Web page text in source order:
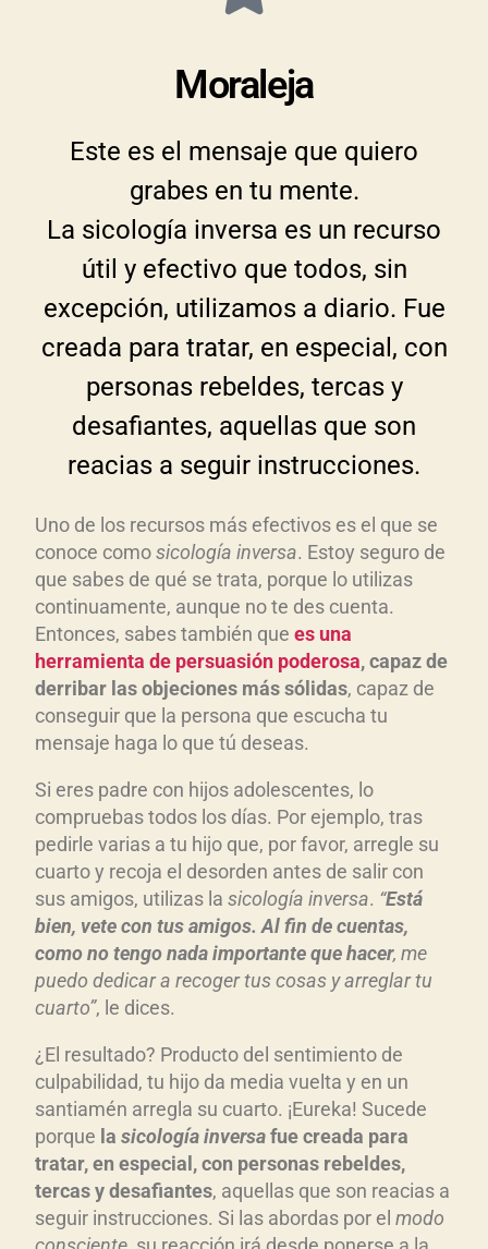
Moraleja
Este es el mensaje que quiero
grabes en tu mente.
La sicología inversa es un recurso
útil y efectivo que todos, sin
excepción, utilizamos a diario. Fue
creada para tratar, en especial, con
personas rebeldes, tercas y
desafiantes, aquellas que son
reacias a seguir instrucciones.
Uno de los recursos más efectivos es el que se
conoce comosicología inversa. Estoy seguro de
que sabes de qué se trata, porque lo utilizas
continuamente, aunque no te des cuenta.
Entonces, sabes también que es una
herramienta de persuasión poderosa, capaz de
derribar las objeciones más sólidas, capaz de
conseguir que la persona que escucha tu
mensaje haga lo que tú deseas.
Si eres padre con hijos adolescentes, lo
compruebas todos los días. Por ejemplo, tras
pedirle varias a tu hijo que, por favor, arregle su
cuarto y recoja el desorden antes de salir con
sus amigos, utilizas la sicología inversa. “Está
bien, vete con tus amigos. Al fin de cuentas,
como no tengo nada importante que hacer, me
puedo dedicar a recoger tus cosas y arreglar tu
cuarto”, le dices.
¿El resultado? Producto del sentimiento de
culpabilidad, tu hijo da media vuelta y en un
santiamén arregla su cuarto. ¡Eureka! Sucede
porque la sicología inversafue creada para
tratar, en especial, con personas rebeldes,
tercas y desafiantes, aquellas que son reacias a
seguir instrucciones. Si las abordas por el modo